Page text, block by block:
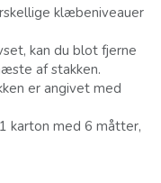
klæbeniveauer
kan du blot fjerne
af stakken.
er angivet med
karton med 6 måtter,